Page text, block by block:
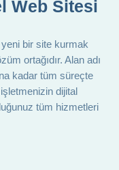
Web Sitesi
bir site kurmak
ortağıdır. Alan adı
kadar tüm süreçte
dijital
tüm hizmetleri